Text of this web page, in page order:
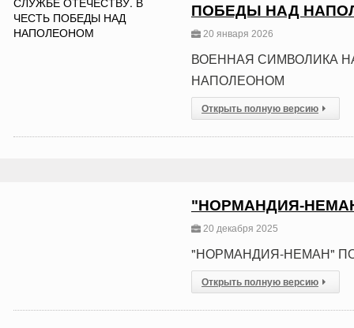
ПОБЕДЫ НАД
20 января 2026
ВОЕННАЯ СИМВОЛИКА
НАПОЛЕОНОМ
Открыть полную версию
"НОРМАНДИЯ-
20 декабря 2025
"НОРМАНДИЯ-НЕМАН"
Открыть полную версию